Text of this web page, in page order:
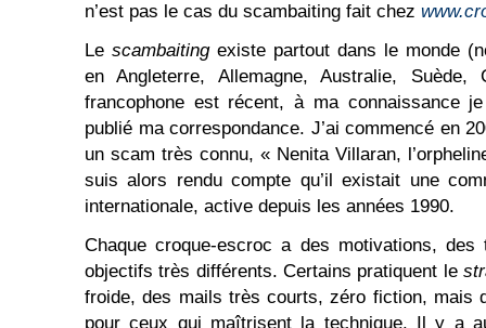
n’est pas le cas du scambaiting fait chez
Le scambaitingexiste partout dans le monde
en Angleterre, Allemagne, Australie,
francophone est récent, à ma connaissance
publié ma correspondance. J’ai commencé en
un scam très connu, « Nenita Villaran,
suis alors rendu compte qu’il existait une
internationale, active depuis les années 1990.
Chaque croque-escroc a des motivations,
objectifs très différents. Certains pratiquent le
froide, des mails très courts, zéro fiction, mais
pour ceux qui maîtrisent la technique. Il y a